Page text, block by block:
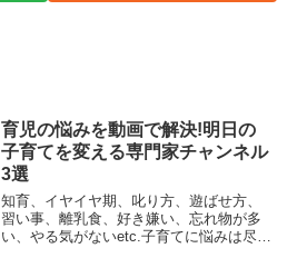
育児の悩みを動画で解決!明日の
子育てを変える専門家チャンネル
3選
知育、イヤイヤ期、叱り方、遊ばせ方、
習い事、離乳食、好き嫌い、忘れ物が多
い、やる気がないetc.子育てに悩みは尽き